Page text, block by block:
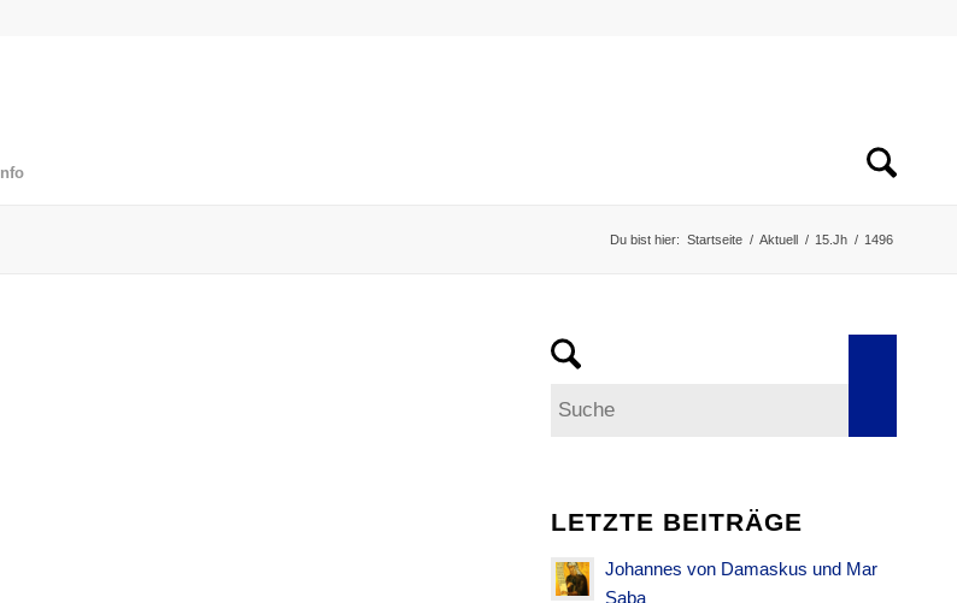
Info
Du bist hier: Startseite / Aktuell / 15.Jh / 1496
LETZTE BEITRÄGE
Johannes von Damaskus und Mar
Saba